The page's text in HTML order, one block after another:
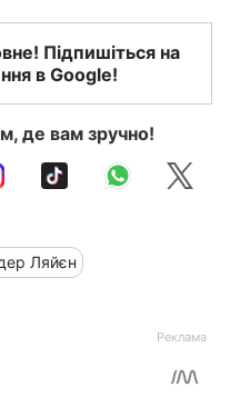
Підпишіться на
в Google!
де вам зручно!
Ляйєн